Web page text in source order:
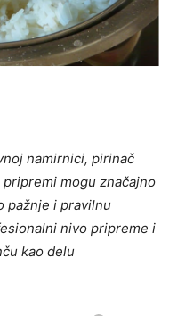
namirnici, pirinač
mogu značajno
pažnje i pravilnu
nivo pripreme i
kao delu